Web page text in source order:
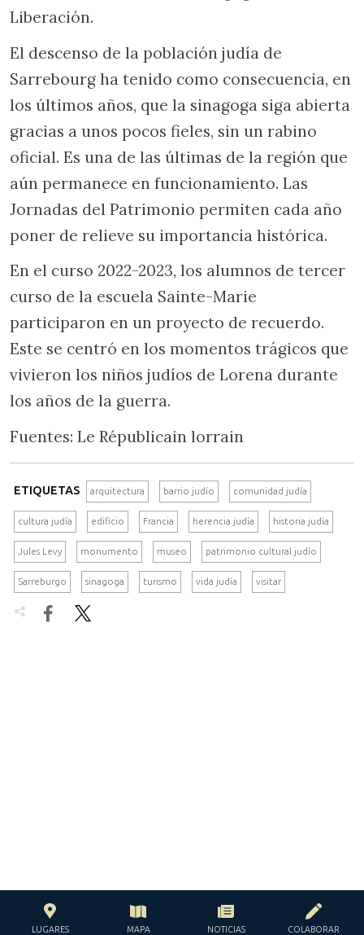
Liberación.
El descenso de la población judía de
Sarrebourg ha tenido como consecuencia, en
los últimos años, que la sinagoga siga abierta
gracias a unos pocos fieles, sin un rabino
oficial. Es una de las últimas de la región que
aún permanece en funcionamiento. Las
Jornadas del Patrimonio permiten cada año
poner de relieve su importancia histórica.
En el curso 2022-2023, los alumnos de tercer
curso de la escuela Sainte-Marie
participaron en un proyecto de recuerdo.
Este se centró en los momentos trágicos que
vivieron los niños judíos de Lorena durante
los años de la guerra.
Fuentes: Le Républicain lorrain
ETIQUETAS arquitectura barrio judío comunidad judía
cultura judía edificio Francia herencia judía historia judía
Jules Levy monumento museo patrimonio cultural judío
Sarreburgo sinagoga turismo vida judía visitar
 
LUGARES MAPA NOTICIAS COLABORAR